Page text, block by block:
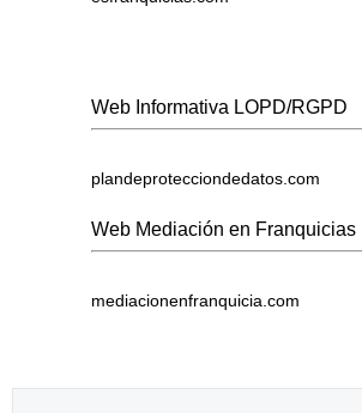
Web Informativa LOPD/RGPD
plandeprotecciondedatos.com
Web Mediación en Franquicias
mediacionenfranquicia.com